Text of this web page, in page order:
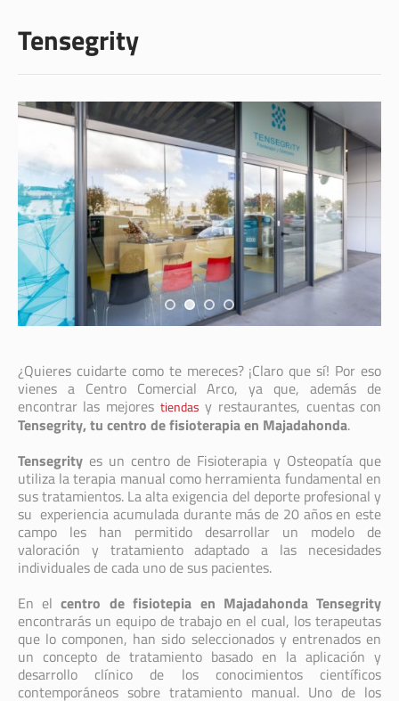
Tensegrity
¿Quieres cuidarte como te mereces? ¡Claro que sí! Por eso
vienes a Centro Comercial Arco, ya que, además de
encontrar las mejores tiendas y restaurantes, cuentas con
Tensegrity, tu centro de fisioterapia en Majadahonda.
Tensegrityes un centro de Fisioterapia y Osteopatía que
utiliza la terapia manual como herramienta fundamental en
sus tratamientos. La alta exigencia del deporte profesional y
su experiencia acumulada durante más de 20 años en este
campo les han permitido desarrollar un modelo de
valoración y tratamiento adaptado a las necesidades
individuales de cada uno de sus pacientes.
En elcentro de fisiotepia en Majadahonda Tensegrity
encontrarás un equipo de trabajo en el cual, los terapeutas
que lo componen, han sido seleccionados y entrenados en
un concepto de tratamiento basado en la aplicación y
desarrollo clínico de los conocimientos científicos
contemporáneos sobre tratamiento manual. Uno de los